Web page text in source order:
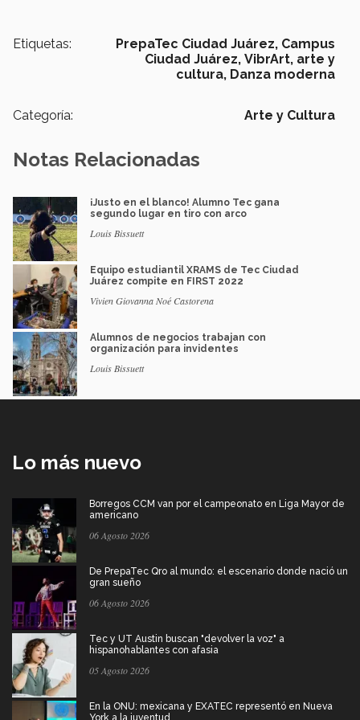
Etiquetas: PrepaTec Ciudad Juárez, Campus
Ciudad Juárez, VibrArt, arte y
cultura, Danza moderna
Categoría: Arte y Cultura
Notas Relacionadas
¡Justo en el blanco! Alumno Tec gana
segundo lugar en tiro con arco
Louis Bissuett
Equipo estudiantil XRAMS de Tec Ciudad
Juárez compite en FIRST 2022
Vivien Giovanna Noé Castorena
Alumnos de negocios trabajan con
organización para invidentes
Louis Bissuett
Lo más nuevo
Borregos CCM van por el campeonato en Liga Mayor de
americano
06 Agosto 2026
De PrepaTec Qro al mundo: el escenario donde nació un
gran sueño
06 Agosto 2026
Tec y UT Austin buscan "devolver la voz" a
hispanohablantes con afasia
05 Agosto 2026
En la ONU: mexicana y EXATEC representó en Nueva